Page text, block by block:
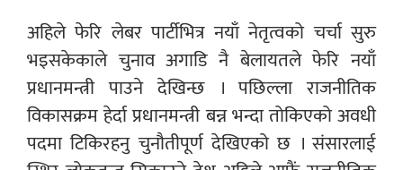
अहिले फेरि लेबर पार्टीभित्र नयाँ नेतृत्वको चर्चा सुरु
भइसकेकाले चुनाव अगाडि नै बेलायतले फेरि नयाँ
प्रधानमन्त्री पाउने देखिन्छ । पछिल्ला राजनीतिक
विकासक्रम हेर्दा प्रधानमन्त्री बन्न भन्दा तोकिएको अवधी
पदमा टिकिरहनु चुनौतीपूर्ण देखिएको छ । संसारलाई